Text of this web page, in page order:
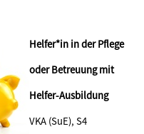
Helfer*in in der Pflege
oder Betreuung mit
Helfer-Ausbildung
VKA (SuE), S4